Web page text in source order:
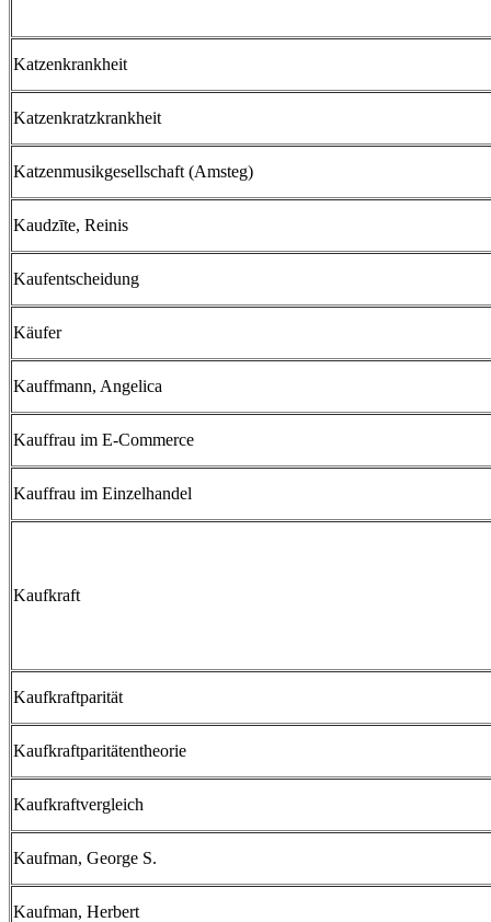
Katzenkrankheit
Katzenkratzkrankheit
Katzenmusikgesellschaft (Amsteg)
Kaudzīte, Reinis
Kaufentscheidung
Käufer
Kauffmann, Angelica
Kauffrau im E-Commerce
Kauffrau im Einzelhandel
Kaufkraft
Kaufkraftparität
Kaufkraftparitätentheorie
Kaufkraftvergleich
Kaufman, George S.
Kaufman, Herbert